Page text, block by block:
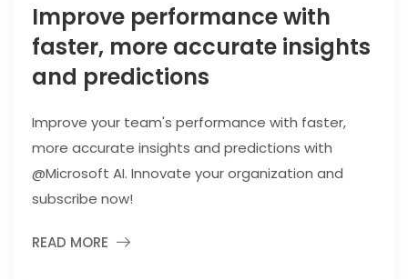
Improve performance with
faster, more accurate insights
and predictions
Improve your team's performance with faster,
more accurate insights and predictions with
@Microsoft AI. Innovate your organization and
subscribe now!
READ MORE